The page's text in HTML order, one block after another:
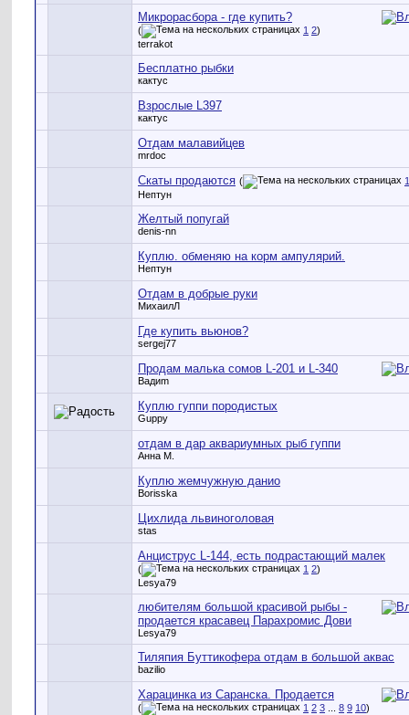
Микрорасбора - где купить?
( 1 2)
terrakot
Бесплатно рыбки
кактус
Взрослые L397
кактус
Отдам малавийцев
mrdoc
Скаты продаются (
1
Нептун
Желтый попугай
denis-nn
Куплю. обменяю на корм ампулярий.
Нептун
Отдам в добрые руки
МихаилЛ
Где купить вьюнов?
sergej77
Продам малька сомов L-201 и L-340
Вадиm
Куплю гуппи породистых
Guppy
отдам в дар аквариумных рыб гуппи
Анна М.
Куплю жемчужную данио
Borisska
Цихлида львиноголовая
stas
Анциструс L-144, есть подрастающий малек
( 1 2)
Lesya79
любителям большой красивой рыбы -
продается красавец Парахромис Дови
Lesya79
Тиляпия Буттикофера отдам в большой аквас
bazilio
Харацинка из Саранска. Продается
( 1 2 3 8 9 10)